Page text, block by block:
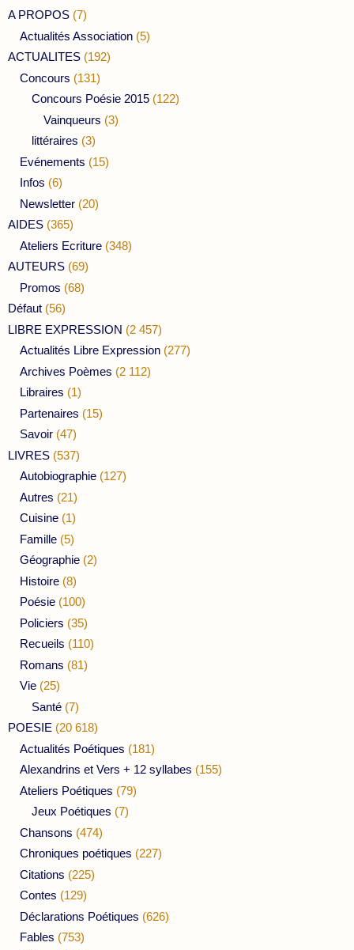
A PROPOS (7)
Actualités Association (5)
ACTUALITES (192)
Concours (131)
Concours Poésie 2015 (122)
Vainqueurs (3)
littéraires (3)
Evénements (15)
Infos (6)
Newsletter (20)
AIDES (365)
Ateliers Ecriture (348)
AUTEURS (69)
Promos (68)
Défaut (56)
LIBRE EXPRESSION (2 457)
Actualités Libre Expression (277)
Archives Poèmes (2 112)
Libraires (1)
Partenaires (15)
Savoir (47)
LIVRES (537)
Autobiographie (127)
Autres (21)
Cuisine (1)
Famille (5)
Géographie (2)
Histoire (8)
Poésie (100)
Policiers (35)
Recueils (110)
Romans (81)
Vie (25)
Santé (7)
POESIE (20 618)
Actualités Poétiques (181)
Alexandrins et Vers + 12 syllabes (155)
Ateliers Poétiques (79)
Jeux Poétiques (7)
Chansons (474)
Chroniques poétiques (227)
Citations (225)
Contes (129)
Déclarations Poétiques (626)
Fables (753)